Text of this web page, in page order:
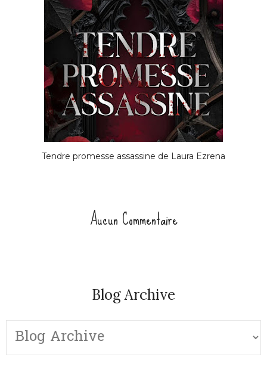
Tendre promesse assassine de Laura Ezrena
Aucun Commentaire
Blog Archive